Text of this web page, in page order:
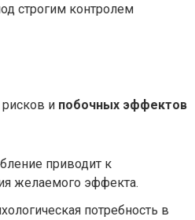
строгим контролем
и побочных эффектов
приводит к
желаемого эффекта.
потребность в